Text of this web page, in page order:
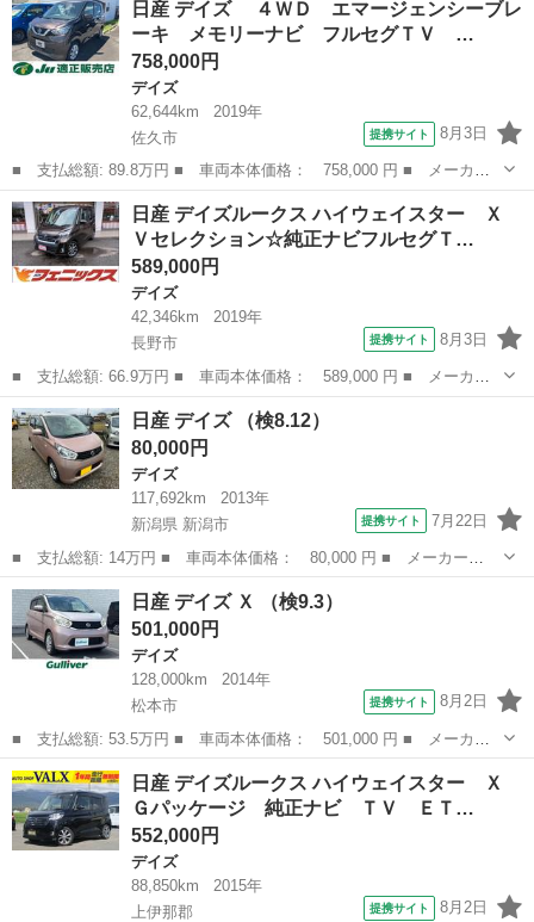
即決の方を優先します！ 日産デイズハイウェイスター4WD 平成27年6
月車 今年度軽自動車税込...
日産 デイズ ４ＷＤ エマージェンシーブレ
ーキ メモリーナビ フルセグＴＶ …
758,000円
デイズ
62,644km
2019年
佐久市
提携サイト 8月3日
■ 支払総額: 89.8万円 ■ 車両本体価格： 758,000 円 ■ メーカー
名： 日産 ■ 車種名： デイズ ■ グレード名： ４ＷＤ エマ
ージェンシーブレーキ メモリーナビ フルセグＴＶ バックカメ
ラ 全周囲カメ...
長野 佐久市 デイズ
日産 デイズルークス ハイウェイスター Ｘ
Ｖセレクション☆純正ナビフルセグＴ…
589,000円
デイズ
42,346km
2019年
長野市
提携サイト 8月3日
■ 支払総額: 66.9万円 ■ 車両本体価格： 589,000 円 ■ メーカー
名： 日産 ■ 車種名： デイズルークス ■ グレード名： ハイウ
ェイスター Ｘ Ｖセレクション☆純正ナビフルセグＴＶ☆ アラウ
ンドビューモ...
長野 長野市 デイズ
日産 デイズ （検8.12）
80,000円
デイズ
117,692km
2013年
新潟県 新潟市
提携サイト 7月22日
■ 支払総額: 14万円 ■ 車両本体価格： 80,000 円 ■ メーカー
名： 日産 ■ 車種名： デイズ ■ グレード名： ■ 排気量：
660cc ■ ドア枚数： 5D ■ ミッション： CVT ■ 店舗PR文： ...
新潟 新潟市 デイズ
日産 デイズ Ｘ （検9.3）
501,000円
デイズ
128,000km
2014年
松本市
提携サイト 8月2日
■ 支払総額: 53.5万円 ■ 車両本体価格： 501,000 円 ■ メーカー
名： 日産 ■ 車種名： デイズ ■ グレード名： Ｘ ■ 排気
量： 660cc ■ ドア枚数： 5D ■ ミッション： コラムAT ■ 店...
長野 松本市 デイズ
日産 デイズルークス ハイウェイスター Ｘ
Ｇパッケージ 純正ナビ ＴＶ ＥＴ…
552,000円
デイズ
88,850km
2015年
上伊那郡
提携サイト 8月2日